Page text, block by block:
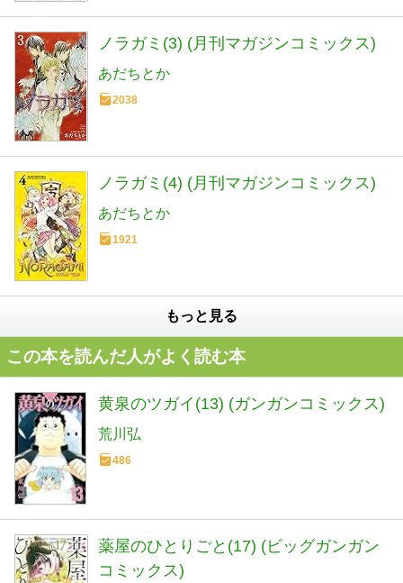
ノラガミ(3) (月刊マガジンコミックス)
あだちとか
2038
ノラガミ(4) (月刊マガジンコミックス)
あだちとか
1921
もっと見る
この本を読んだ人がよく読む本
黄泉のツガイ(13) (ガンガンコミックス)
荒川弘
486
薬屋のひとりごと(17) (ビッグガンガン
コミックス)